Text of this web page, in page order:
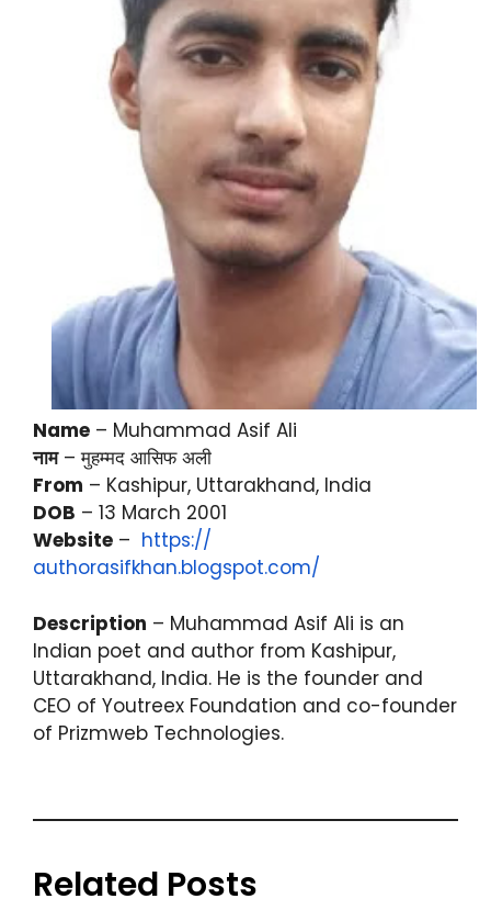
Name – Muhammad Asif Ali
नाम– मुहम्मद आसिफ अली
From – Kashipur, Uttarakhand, India
DOB – 13 March 2001
Website – https://
authorasifkhan.blogspot.com/
Description – Muhammad Asif Ali is an
Indian poet and author from Kashipur,
Uttarakhand, India. He is the founder and
CEO of Youtreex Foundation and co-founder
of Prizmweb Technologies.
Related Posts